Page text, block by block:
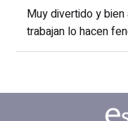
Muy divertido y
trabajan lo hacen